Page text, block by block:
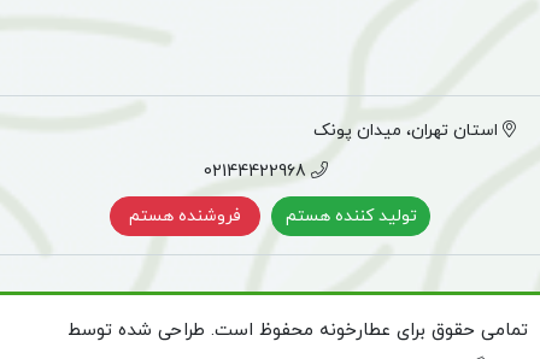
استان تهران، میدان پونک
02144422968
تولید کننده هستم
فروشنده هستم
تمامی حقوق برای عطارخونه محفوظ است. طراحی شده توسط